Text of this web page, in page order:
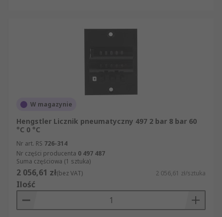
najwyższej klasy produktów i usług. Nasza strona
internetowa jest prosta w obsłudze. Mogą
Państwo zawęzić wyniki wyszukiwania do
pneumatyczne. Mogą Państwo sortować wyniki
wyszukiwania nie tylko według marki produktu,
ale także według jego nazwy, producenta czy
dostępności w magazynie.
W magazynie
Hengstler Licznik pneumatyczny 497 2 bar 8 bar 60
°C 0 °C
Nr art. RS 726-314
Nr części producenta 0 497 487
Suma częściowa (1 sztuka)
2 056,61 zł(bez VAT) 2 056,61 zł/sztuka
Ilość